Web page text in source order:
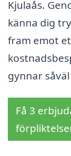
Kjulaås.
känna dig
fram emot
gynnar
Få 3